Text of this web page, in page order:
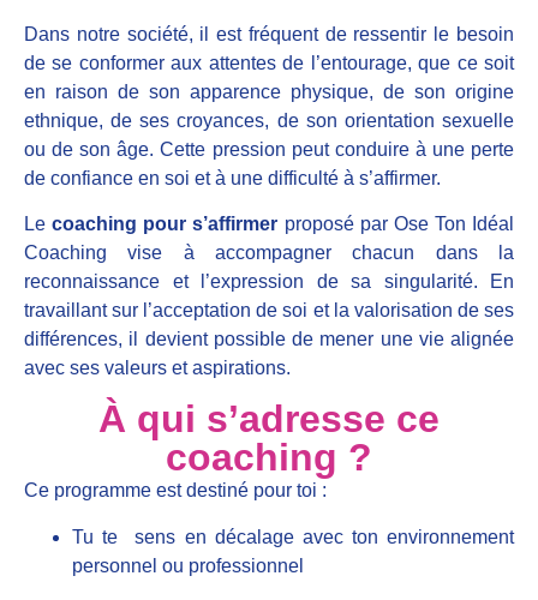
Dans notre société, il est fréquent de ressentir le besoin
de se conformer aux attentes de l’entourage, que ce soit
en raison de son apparence physique, de son origine
ethnique, de ses croyances, de son orientation sexuelle
ou de son âge. Cette pression peut conduire à une perte
de confiance en soi et à une difficulté à s’affirmer.
Lecoaching pour s’affirmer proposé par Ose Ton Idéal
Coaching vise à accompagner chacun dans la
reconnaissance et l’expression de sa singularité.
En
travaillant sur l’acceptation de soi et la valorisation de ses
différences, il devient possible de mener une vie alignée
avec ses valeurs et aspirations.
À qui s’adresse ce
coaching ?
Ce programme est destiné pour toi :
Tu te sens en décalage avec ton environnement
personnel ou professionnel